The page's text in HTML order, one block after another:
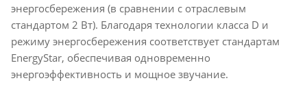
энергосбережения (в сравнении с отраслевым
стандартом 2 Вт). Благодаря технологии класса D и
режиму энергосбережения соответствует стандартам
EnergyStar, обеспечивая одновременно
энергоэффективность и мощное звучание.